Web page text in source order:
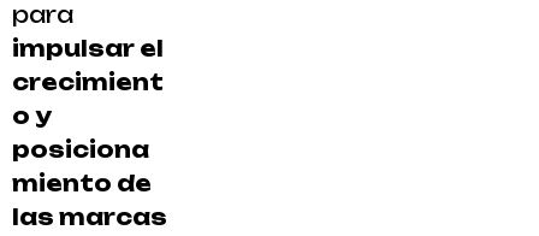
para
impulsar el
crecimient
o y
posiciona
miento de
las marcas